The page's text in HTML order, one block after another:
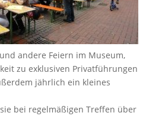
andere Feiern im Museum,
zu exklusiven Privatführungen
jährlich ein kleines
bei regelmäßigen Treffen über